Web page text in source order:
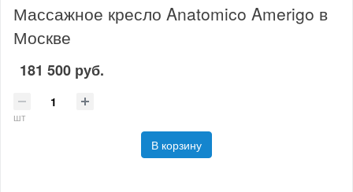
Массажное кресло Anatomico Amerigo в
Москве
181 500 руб.
шт
В корзину